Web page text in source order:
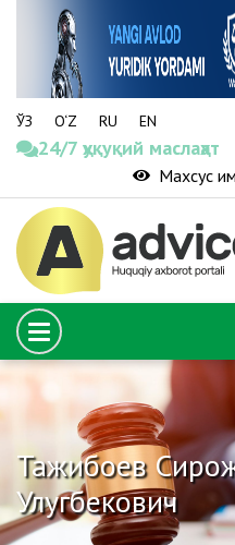
ЎЗ O‘Z RU EN
24/7 ҳуқуқий маслаҳат
Махсус
Тажибоев
Улугбекович